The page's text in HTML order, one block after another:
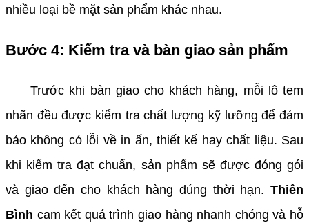
nhiều loại bề mặt sản phẩm khác nhau.
Bước 4: Kiểm tra và bàn giao sản phẩm
Trước khi bàn giao cho khách hàng, mỗi lô tem
nhãn đều được kiểm tra chất lượng kỹ lưỡng để đảm
bảo không có lỗi về in ấn, thiết kế hay chất liệu. Sau
khi kiểm tra đạt chuẩn, sản phẩm sẽ được đóng gói
và giao đến cho khách hàng đúng thời hạn. Thiên
Bình cam kết quá trình giao hàng nhanh chóng và hỗ